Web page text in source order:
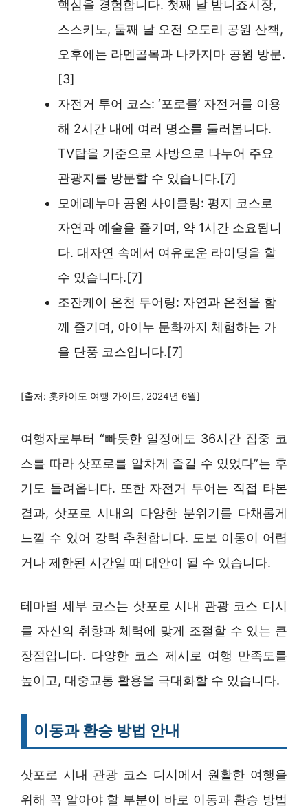
핵심을 경험합니다. 첫째 날 밤니죠시장,
스스키노, 둘째 날 오전 오도리 공원 산책,
오후에는 라멘골목과 나카지마 공원 방문.
[3]
자전거 투어 코스: ‘포로클’ 자전거를 이용
해 2시간 내에 여러 명소를 둘러봅니다.
TV탑을 기준으로 사방으로 나누어 주요
관광지를 방문할 수 있습니다.[7]
모에레누마 공원 사이클링: 평지 코스로
자연과 예술을 즐기며, 약 1시간 소요됩니
다. 대자연 속에서 여유로운 라이딩을 할
수 있습니다.[7]
조잔케이 온천 투어링: 자연과 온천을 함
께 즐기며, 아이누 문화까지 체험하는 가
을 단풍 코스입니다.[7]
[출처: 홋카이도 여행 가이드, 2024년 6월]
여행자로부터 “빠듯한 일정에도 36시간 집중 코
스를 따라 삿포로를 알차게 즐길 수 있었다”는 후
기도 들려옵니다. 또한 자전거 투어는 직접 타본
결과, 삿포로 시내의 다양한 분위기를 다채롭게
느낄 수 있어 강력 추천합니다. 도보 이동이 어렵
거나 제한된 시간일 때 대안이 될 수 있습니다.
테마별 세부 코스는 삿포로 시내 관광 코스 디시
를 자신의 취향과 체력에 맞게 조절할 수 있는 큰
장점입니다. 다양한 코스 제시로 여행 만족도를
높이고, 대중교통 활용을 극대화할 수 있습니다.
이동과 환승 방법 안내
삿포로 시내 관광 코스 디시에서 원활한 여행을
위해 꼭 알아야 할 부분이 바로 이동과 환승 방법